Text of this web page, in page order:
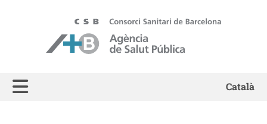
ASPB - Agència de Salut Pública de Barcelona
Català